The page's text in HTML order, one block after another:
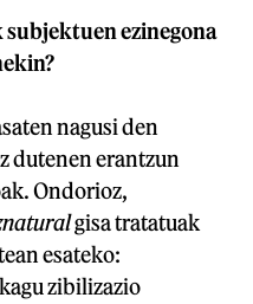
subjektuen ezinegona
nagusi den
dutenen erantzun
Ondorioz,
gisa tratatuak
esateko:
zibilizazio